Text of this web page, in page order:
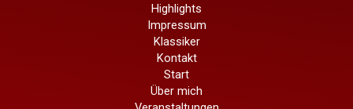
Highlights
Impressum
Klassiker
Kontakt
Start
Über mich